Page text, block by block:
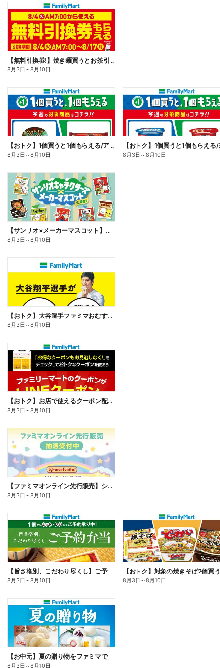
【無料引換券!】焼き麺買うとお茶引換券貰える!
8月3日 ～8月10日
【おトク】1個買うと1個もらえる/アイス
8月3日 ～8月10日 8月3日 ～8月10日
【サンリオ×メーカーマスコット】オリジナルグッズ貰える!
8月3日 ～8月10日
【おトク】大谷選手ファミマおむすび割
8月3日 ～8月10日
【おトク】お店で使えるクーポン配信中
8月3日 ～8月10日
【ファミマオンライン先行販売】シルバニアファミリー
8月3日 ～8月10日
【旨さ格別、こだわり尽くし】ご予約弁当
8月3日 ～8月10日 8月3日 ～8月10日
【お中元】夏の贈り物をファミマで
8月3日 ～8月10日